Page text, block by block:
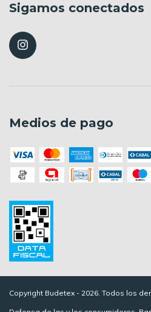
Sigamos conectados
Medios de pago
Copyright Budetex - 2026. Todos los